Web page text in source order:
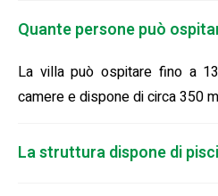
Quante persone può
La villa può ospitare fino a
camere e dispone di circa 350
La struttura dispone di